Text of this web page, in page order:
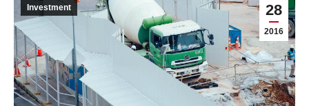
28
2016
Investment